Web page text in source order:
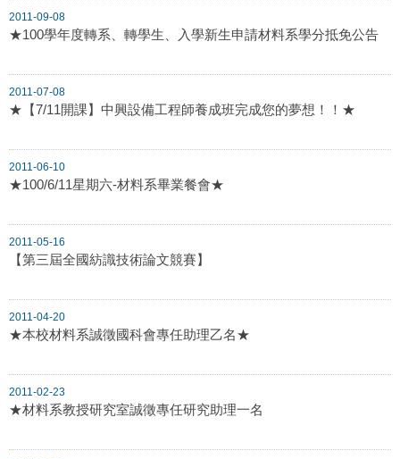
2011-09-08
★100學年度轉系、轉學生、入學新生申請材料系學分抵免公告
2011-07-08
★【7/11開課】中興設備工程師養成班完成您的夢想！！★
2011-06-10
★100/6/11星期六-材料系畢業餐會★
2011-05-16
【第三屆全國紡識技術論文競賽】
2011-04-20
★本校材料系誠徵國科會專任助理乙名★
2011-02-23
★材料系教授研究室誠徵專任研究助理一名